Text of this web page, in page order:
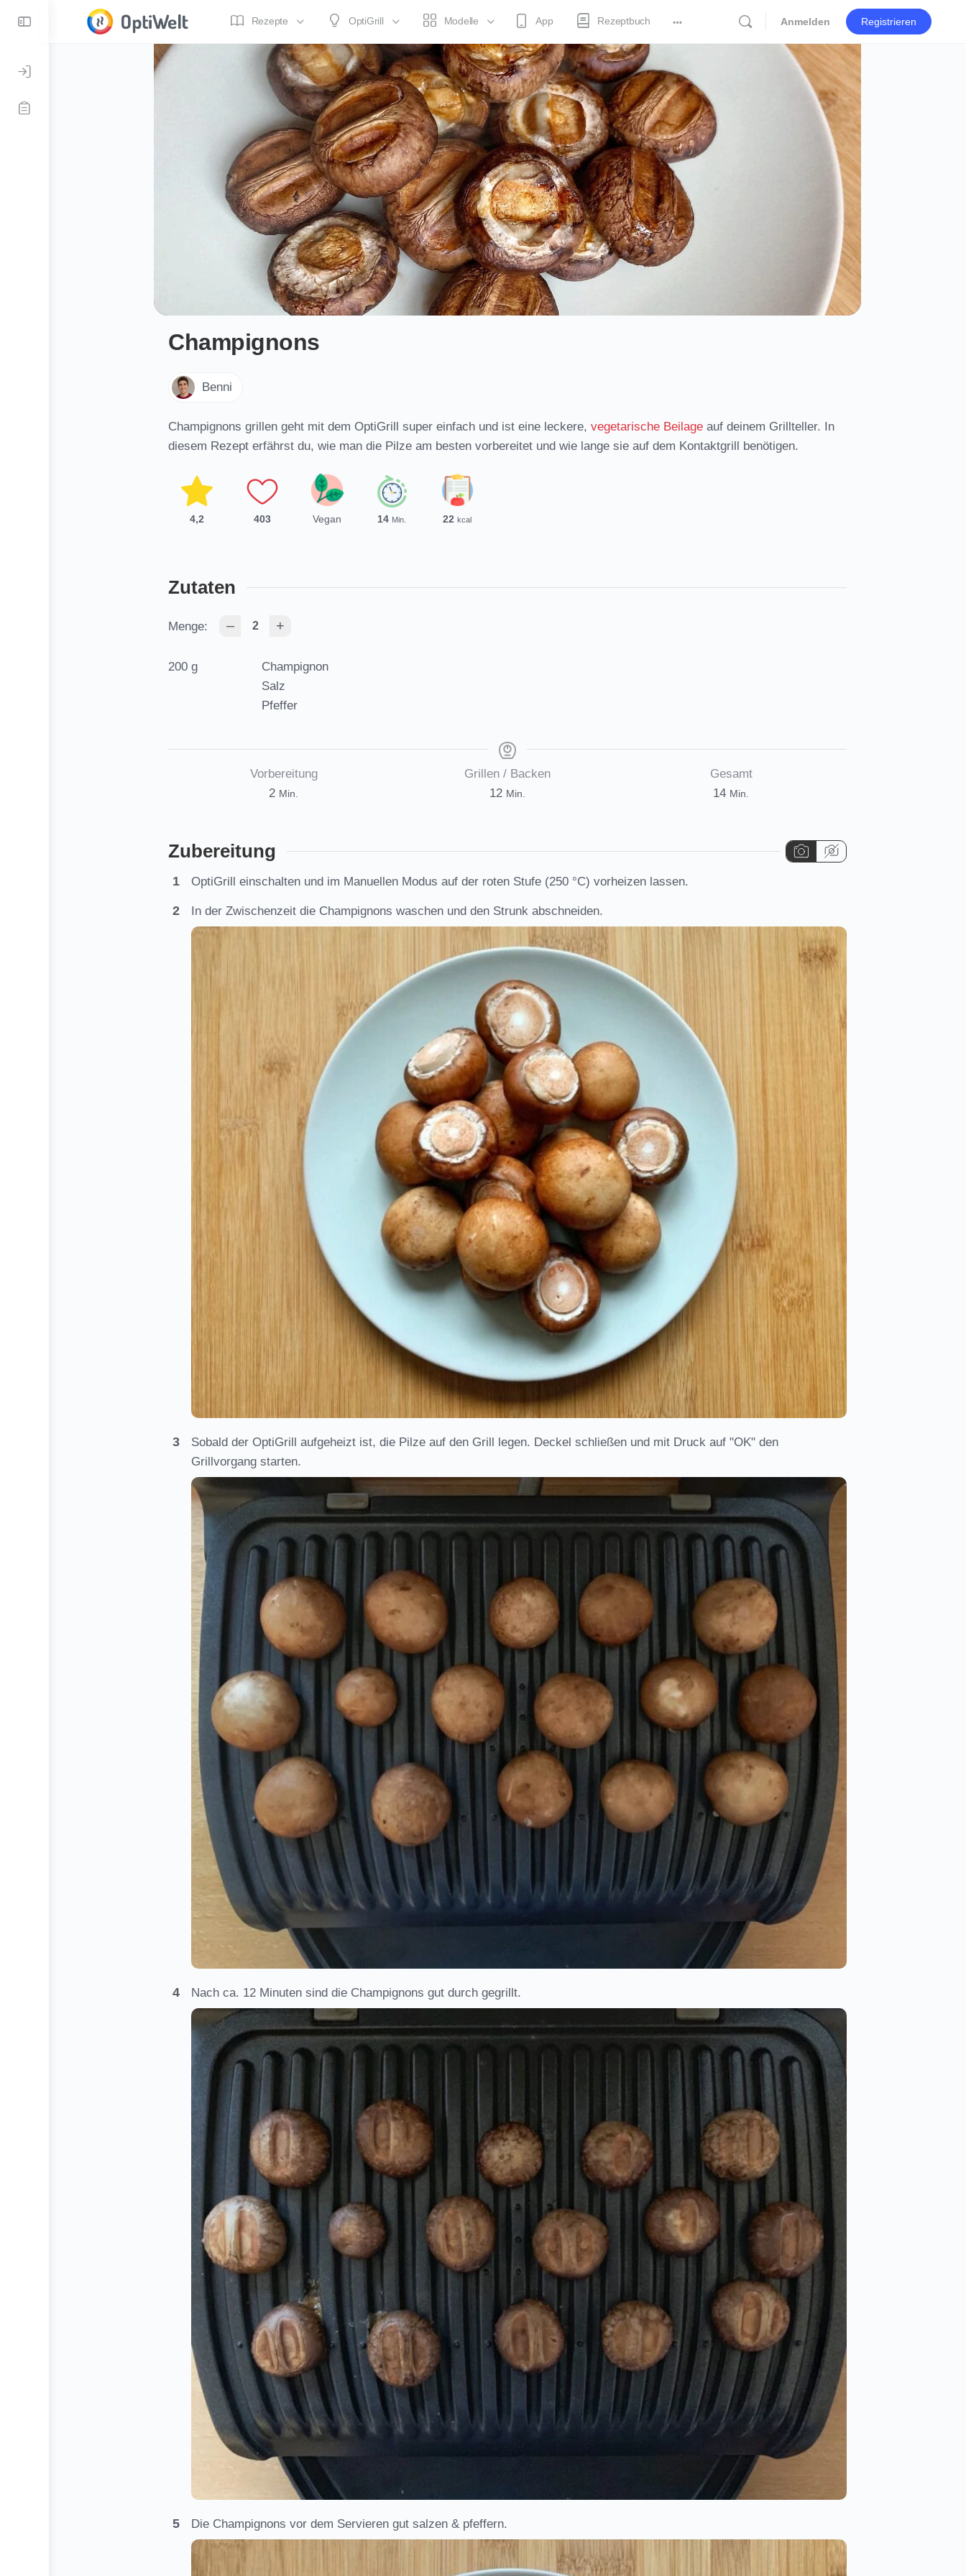
Side
Rezepte OptiGrill Modelle App Rezeptbuch Anmelden Registrieren
Champignons
Benni
Champignons grillen geht mit dem OptiGrill super einfach und ist eine leckere, vegetarische Beilage auf deinem Grillteller. In
diesem Rezept erfährst du, wie man die Pilze am besten vorbereitet und wie lange sie auf dem Kontaktgrill benötigen.
4,2 403 14Minuten
Min. 22 kcal
Vegan
Zutaten
Menge: – +
200 g
Champignon
Salz
Pfeffer
Vorbereitung
2Minuten
Min.
Grillen / Backen
12Minuten
Min.
Gesamt
14Minuten
Min.
Zubereitung
OptiGrill einschalten und im Manuellen Modus auf der roten Stufe (250 °C) vorheizen lassen.
In der Zwischenzeit die Champignons waschen und den Strunk abschneiden.
Sobald der OptiGrill aufgeheizt ist, die Pilze auf den Grill legen. Deckel schließen und mit Druck auf "OK" den
Grillvorgang starten.
Nach ca. 12 Minuten sind die Champignons gut durch gegrillt.
Die Champignons vor dem Servieren gut salzen & pfeffern.